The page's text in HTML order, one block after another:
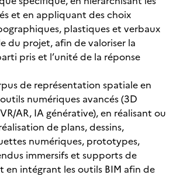
et en appliquant des choix
plastiques et verbaux
du projet, afin de valoriser la
pris et l’unité de la réponse
de représentation spatiale en
numériques avancés (3D
AR, IA générative), en réalisant ou
de plans, dessins,
numériques, prototypes,
immersifs et supports de
en intégrant les outils BIM afin de